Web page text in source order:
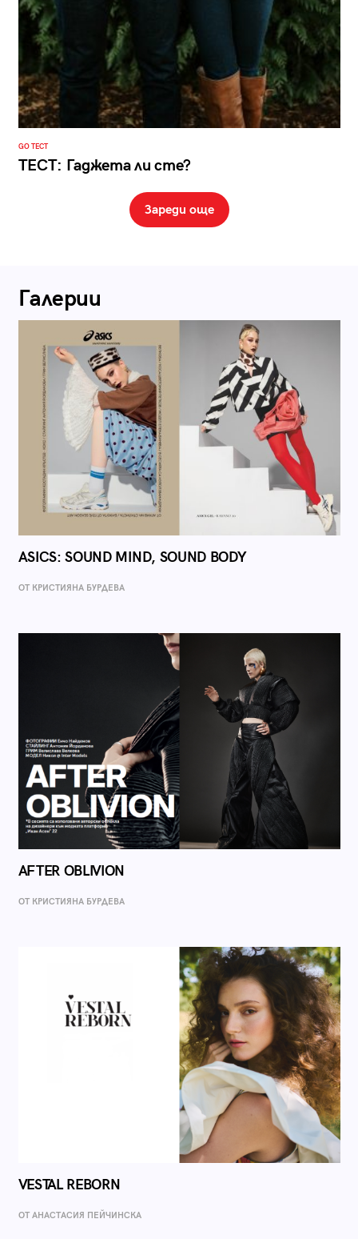
GO ТЕСТ
ТЕСТ: Гаджета ли сте?
Зареди още
Галерии
ASICS: SOUND MIND, SOUND BODY
ОТ КРИСТИЯНА БУРДЕВА
AFTER OBLIVION
ОТ КРИСТИЯНА БУРДЕВА
VESTAL REBORN
ОТ AНАСТАСИЯ ПЕЙЧИНСКА